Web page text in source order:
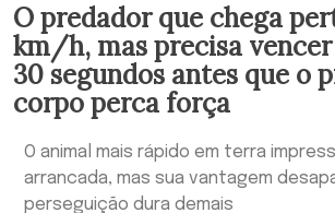
O predador que chega
km/h, mas precisa
30 segundos antes que o
corpo perca força
O animal mais rápido em terra
arrancada, mas sua vantagem
perseguição dura demais